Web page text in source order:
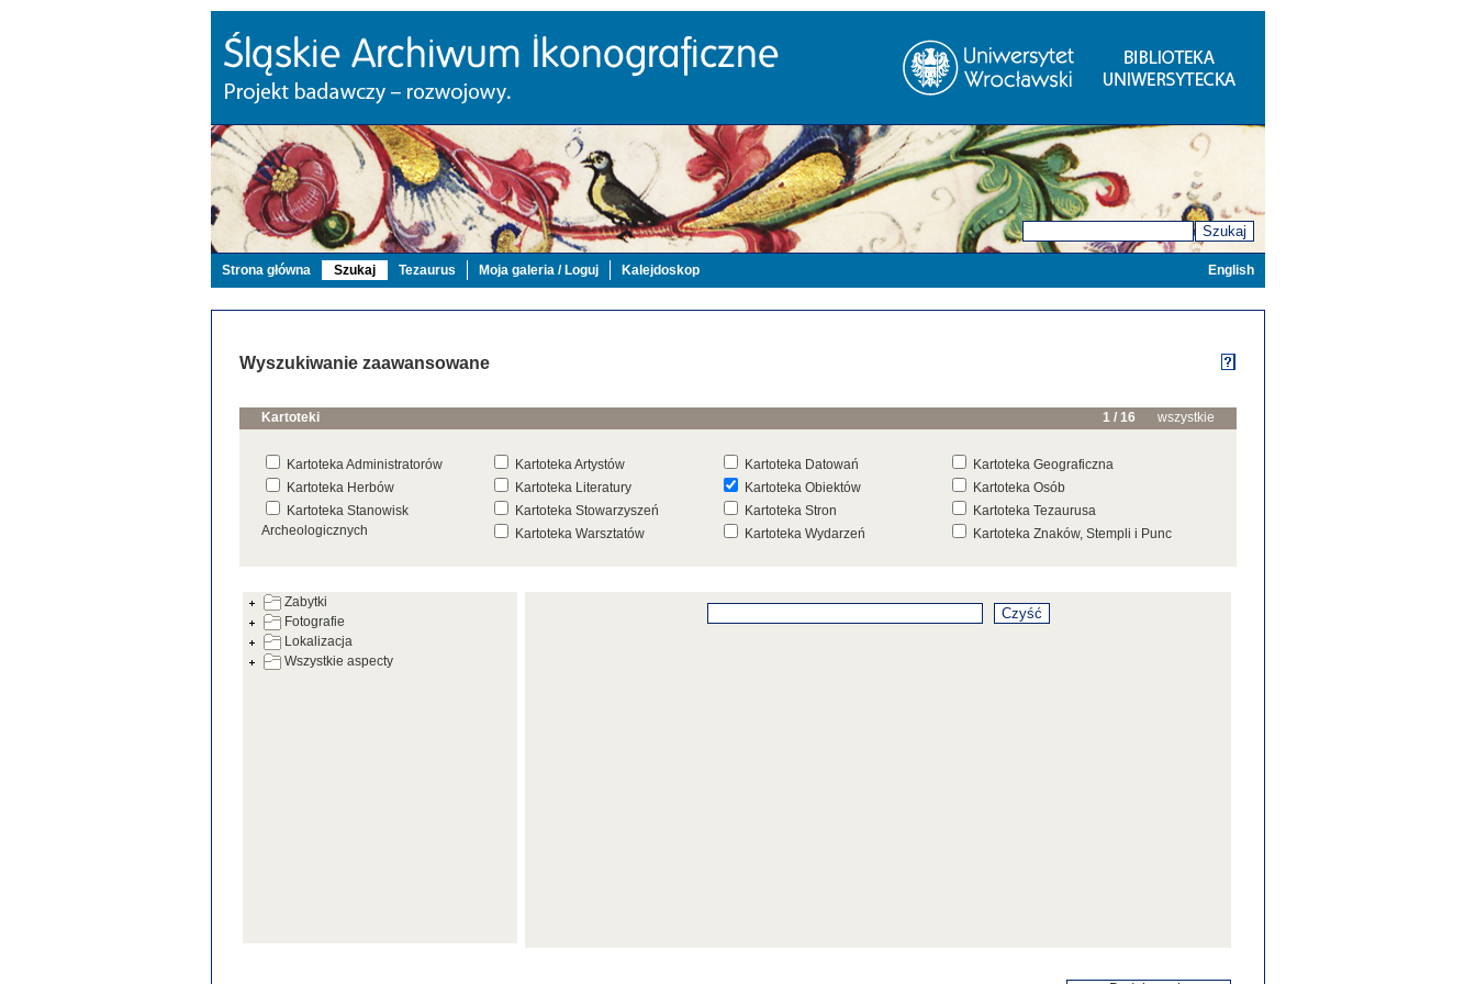
Szukaj
Strona główna Szukaj Tezaurus Moja galeria / Loguj Kalejdoskop English
Wyszukiwanie zaawansowane
Kartoteki 1 / 16 wszystkie
Kartoteka Administratorów Kartoteka Artystów Kartoteka Datowań
Kartoteka Geograficzna
Kartoteka Herbów
Kartoteka Literatury Kartoteka Obiektów
Kartoteka Osób
Kartoteka Stanowisk
Archeologicznych
Kartoteka Stowarzyszeń Kartoteka Stron
Kartoteka Tezaurusa
Kartoteka Warsztatów
Kartoteka Wydarzeń
Kartoteka Znaków, Stempli i Punc
Zabytki
Fotografie
Lokalizacja
Wszystkie aspecty